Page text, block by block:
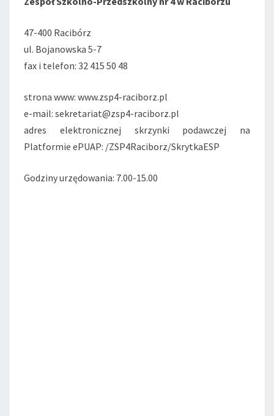
47-400 Racibórz
ul. Bojanowska 5-7
fax i telefon: 32 415 50 48
strona www: www.zsp4-raciborz.pl
e-mail: sekretariat@zsp4-raciborz.pl
adres elektronicznej skrzynki podawczej na
Platformie ePUAP: /ZSP4Raciborz/SkrytkaESP
Godziny urzędowania: 7.00-15.00